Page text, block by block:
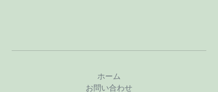
ホーム
お問い合わせ